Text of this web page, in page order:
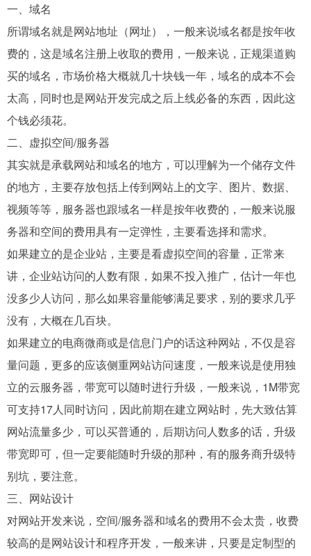
一、域名
所谓域名就是网站地址（网址），一般来说域名都是按年收
费的，这是域名注册上收取的费用，一般来说，正规渠道购
买的域名，市场价格大概就几十块钱一年，域名的成本不会
太高，同时也是网站开发完成之后上线必备的东西，因此这
个钱必须花。
二、虚拟空间/服务器
其实就是承载网站和域名的地方，可以理解为一个储存文件
的地方，主要存放包括上传到网站上的文字、图片、数据、
视频等等，服务器也跟域名一样是按年收费的，一般来说服
务器和空间的费用具有一定弹性，主要看选择和需求。
如果建立的是企业站，主要是看虚拟空间的容量，正常来
讲，企业站访问的人数有限，如果不投入推广，估计一年也
没多少人访问，那么如果容量能够满足要求，别的要求几乎
没有，大概在几百块。
如果建立的电商微商或是信息门户的话这种网站，不仅是容
量问题，更多的应该侧重网站访问速度，一般来说是使用独
立的云服务器，带宽可以随时进行升级，一般来说，1M带宽
可支持17人同时访问，因此前期在建立网站时，先大致估算
网站流量多少，可以买普通的，后期访问人数多的话，升级
带宽即可，但一定要能随时升级的那种，有的服务商升级特
别坑，要注意。
三、网站设计
对网站开发来说，空间/服务器和域名的费用不会太贵，收费
较高的是网站设计和程序开发，一般来讲，只要是定制型的